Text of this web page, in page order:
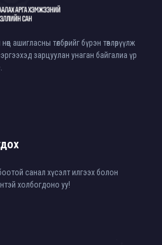
ашигласны төлбөрийг бүрэн төвлөрүүлж
зарцуулан унаган байгалиа үр
санал хүсэлт илгээх болон
холбогдоно уу!